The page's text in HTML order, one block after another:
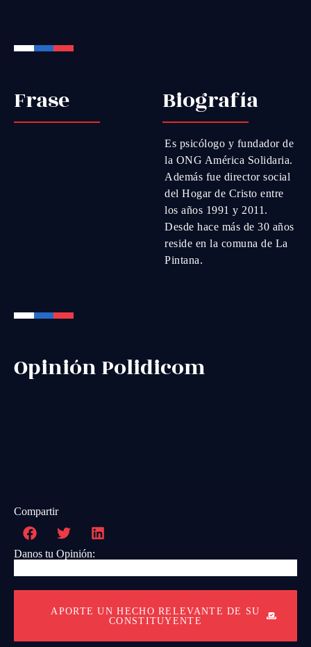
Frase Biografía
Es psicólogo y fundador de
la ONG América Solidaria.
Además fue director social
del Hogar de Cristo entre
los años 1991 y 2011.
Desde hace más de 30 años
reside en la comuna de La
Pintana.
Opinión Polidicom
Compartir
Danos tu Opinión:
APORTE UN HECHO RELEVANTE DE SU
CONSTITUYENTE